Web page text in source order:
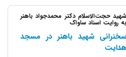
حجت‌الاسلام دکتر محمدجواد باهنر
روایت اسناد ساواک
شهید باهنر در مسجد